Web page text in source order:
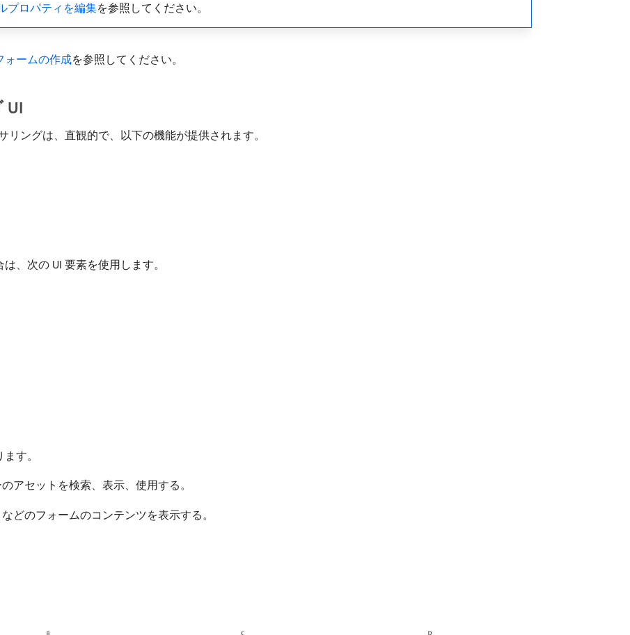
プロパティを編集を参照してください。
ォームの作成を参照してください。
UI
ングは、直観的で、以下の機能が提供されます。
、次の UI 要素を使用します。
す。
アセットを検索、表示、使用する。
どのフォームのコンテンツを表示する。